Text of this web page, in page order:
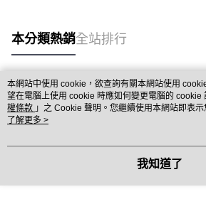
本分類熱銷全站排行
熱門標籤
本網站中使用 cookie，欲查詢有關本網站使用
望在電腦上使用 cookie 時應如何變更電腦的 cookie
權條款 」之 Cookie 聲明。您繼續使用本網站即表
用條款之 Cookie 聲明使用 cookie。
了解更多 >
我知道了